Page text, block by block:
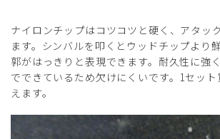
ナイロンチップはコツコツと硬く、アタッ
ます。シンバルを叩くとウッドチップより
郭がはっきりと表現できます。耐久性に強
でできているため欠けにくいです。1セッ
えます。